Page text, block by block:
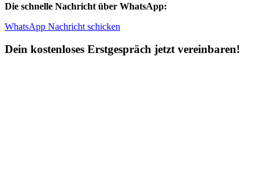
Die schnelle Nachricht über WhatsApp:
WhatsApp Nachricht schicken
Dein kostenloses Erstgespräch jetzt vereinbaren!